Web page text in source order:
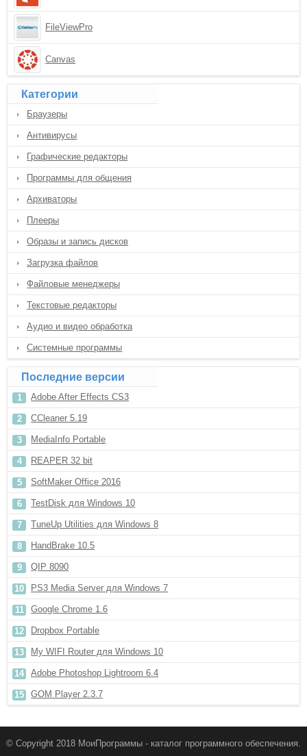
FileViewPro
Canvas
Категории
Браузеры
Антивирусы
Графические редакторы
Программы для общения
Архиваторы
Плееры
Образы и запись дисков
Загрузка файлов
Файловые менеджеры
Текстовые редакторы
Аудио и видео обработка
Системные программы
Последние версии
Adobe After Effects CS3
CCleaner 5.19
MediaInfo Portable
REAPER 32 bit
SoftMaker Office 2016
TestDisk для Windows 10
TuneUp Utilities для Windows 8
HandBrake 10.5
QIP 8090
PS3 Media Server для Windows 7
Google Chrome 1.6
Dropbox Portable
My WIFI Router для Windows 10
Adobe Photoshop Lightroom 6.4
GOM Player 2.3.7
© Copyright 2018 МоиПрограммы - каталог программного обеспечения.